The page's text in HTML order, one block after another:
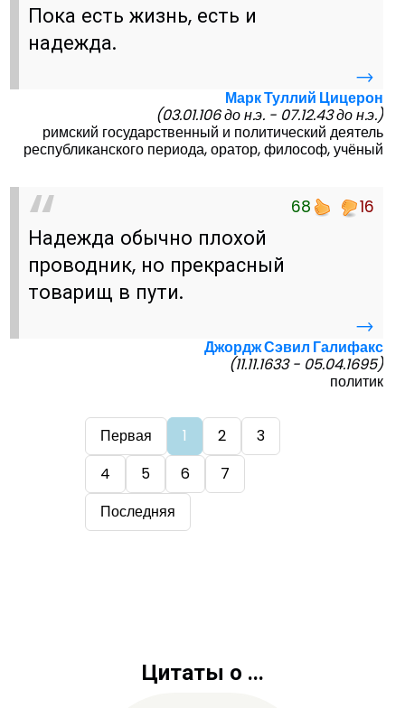
Пока есть жизнь, есть и
надежда.
→
Марк Туллий Цицерон
(03.01.106 до н.э. - 07.12.43 до н.э.)
римский государственный и политический деятель
республиканского периода, оратор, философ, учёный
68 16
Надежда обычно плохой
проводник, но прекрасный
товарищ в пути.
→
Джордж Сэвил Галифакс
(11.11.1633 - 05.04.1695)
политик
Первая 1 2
3
4
5 6
7
Последняя
Цитаты о ...